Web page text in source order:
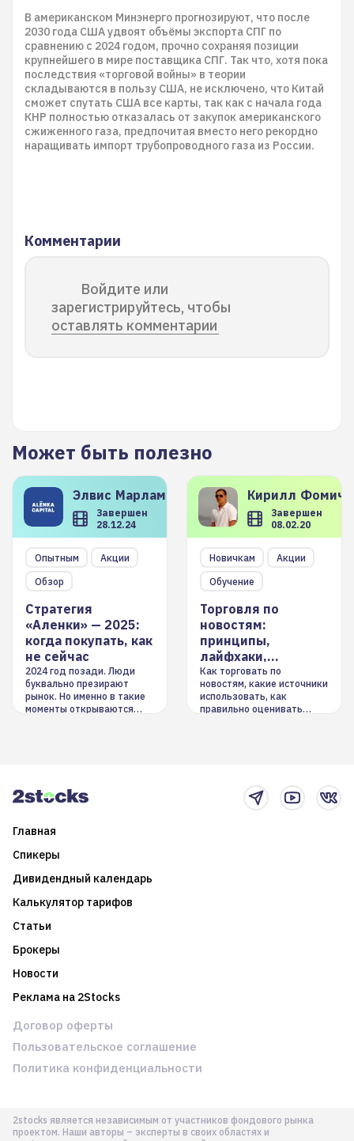
В американском Минэнерго прогнозируют, что после
2030 года США удвоят объёмы экспорта СПГ по
сравнению с 2024 годом, прочно сохраняя позиции
крупнейшего в мире поставщика СПГ. Так что, хотя пока
последствия «торговой войны» в теории
складываются в пользу США, не исключено, что Китай
сможет спутать США все карты, так как с начала года
КНР полностью отказалась от закупок американского
сжиженного газа, предпочитая вместо него рекордно
наращивать импорт трубопроводного газа из России.
Комментарии
Войдите или
зарегистрируйтесь, чтобы
оставлять комментарии
Может быть полезно
Элвис Марламов
Завершен
28.12.24
Опытным
Акции
Обзор
Стратегия
«Аленки» — 2025:
когда покупать, как
не сейчас
2024 год позади. Люди
буквально презирают
рынок. Но именно в такие
моменты открываются
Кирилл
Завершен
08.02.20
Новичкам
Акции
Обучение
Торговля по
новостям:
принципы,
лайфхаки,
инструменты
Как торговать по
новостям, какие источники
использовать, как
правильно оценивать
Главная
Спикеры
Дивидендный календарь
Калькулятор тарифов
Статьи
Брокеры
Новости
Реклама на 2Stocks
2stocks является независимым от участников фондового рынка
проектом. Наши авторы – эксперты в своих областях и
Договор оферты
Пользовательское соглашение
Политика конфиденциальности